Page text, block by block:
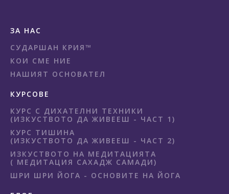
ЗА НАС
СУДАРШАН КРИЯ™
КОИ СМЕ НИЕ
НАШИЯТ ОСНОВАТЕЛ
КУРСОВЕ
КУРС С ДИХАТЕЛНИ ТЕХНИКИ
(ИЗКУСТВОТО ДА ЖИВЕЕШ - ЧАСТ 1)
КУРС ТИШИНА
(ИЗКУСТВОТО ДА ЖИВЕЕШ - ЧАСТ 2)
ИЗКУСТВОТО НА МЕДИТАЦИЯТА
( МЕДИТАЦИЯ САХАДЖ САМАДИ)
ШРИ ШРИ ЙОГА - ОСНОВИТЕ НА ЙОГА